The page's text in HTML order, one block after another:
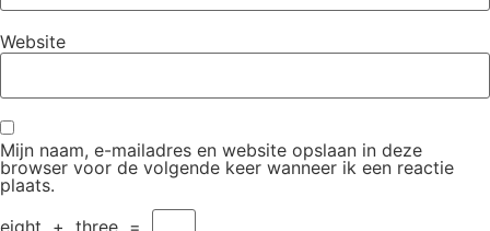
Website
Mijn naam, e-mailadres en website opslaan in deze
browser voor de volgende keer wanneer ik een reactie
plaats.